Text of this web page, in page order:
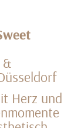
Herz und